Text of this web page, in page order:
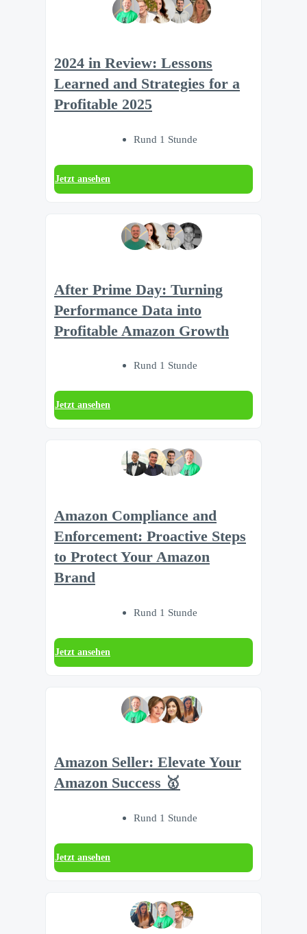
2024 in Review: Lessons
Learned and Strategies for a
Profitable 2025
Rund 1 Stunde
Jetzt ansehen
After Prime Day: Turning
Performance Data into
Profitable Amazon Growth
Rund 1 Stunde
Jetzt ansehen
Amazon Compliance and
Enforcement: Proactive Steps
to Protect Your Amazon
Brand
Rund 1 Stunde
Jetzt ansehen
Amazon Seller: Elevate Your
Amazon Success 🥇
Rund 1 Stunde
Jetzt ansehen